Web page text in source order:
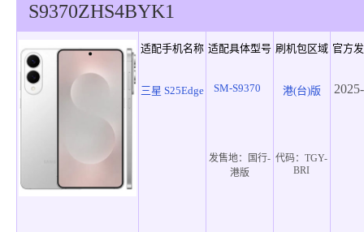
S9370ZHS4BYK1
适配手机名称 适配具体型号 刷机包区域 官方
三星 S25Edge SM-S9370 港(台)版
发售地：
国行-
港版
代码：TGY-
BRI